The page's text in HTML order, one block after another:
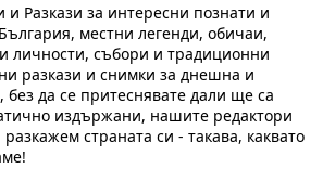
Разкази за интересни познати и
местни легенди, обичаи,
личности, събори и традиционни
разкази и снимки за днешна и
да се притеснявате дали ще са
издържани, нашите редактори
страната си - такава, каквато